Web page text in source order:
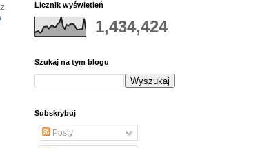
Licznik wyświetleń
1,434,424
Szukaj na tym blogu
Subskrybuj
Posty